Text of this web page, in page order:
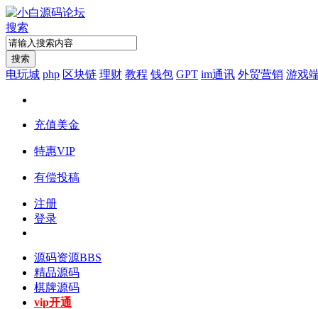
搜索
搜索
电玩城 php 区块链 理财 教程 钱包 GPT im通讯 外贸营销 游戏
充值美金
特惠VIP
有偿投稿
注册
登录
源码资源BBS
精品源码
棋牌源码
vip开通